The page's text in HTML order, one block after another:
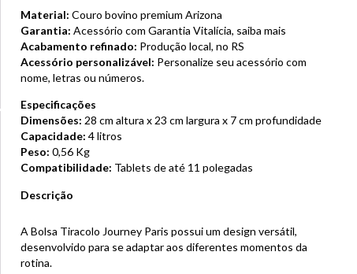
Material: Couro bovino premium Arizona
Garantia: Acessório com Garantia Vitalícia, saiba mais
Acabamento refinado: Produção local, no RS
Acessório personalizável: Personalize seu acessório com
nome, letras ou números.
Especificações
Dimensões: 28 cm altura x 23 cm largura x 7 cm profundidade
Capacidade: 4 litros
Peso: 0,56 Kg
Compatibilidade: Tablets de até 11 polegadas
Descrição
A Bolsa Tiracolo Journey Paris possui um design versátil,
desenvolvido para se adaptar aos diferentes momentos da
rotina.